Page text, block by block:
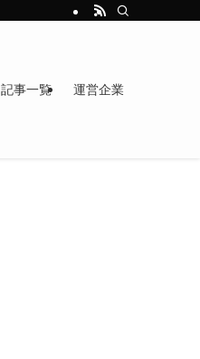
記事一覧 運営企業